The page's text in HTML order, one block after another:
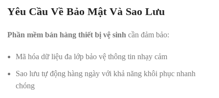
Yêu Cầu Về Bảo Mật Và Sao Lưu
Phần mềm bán hàng thiết bị vệ sinh cần đảm bảo:
Mã hóa dữ liệu đa lớp bảo vệ thông tin nhạy cảm
Sao lưu tự động hàng ngày với khả năng khôi phục nhanh
chóng